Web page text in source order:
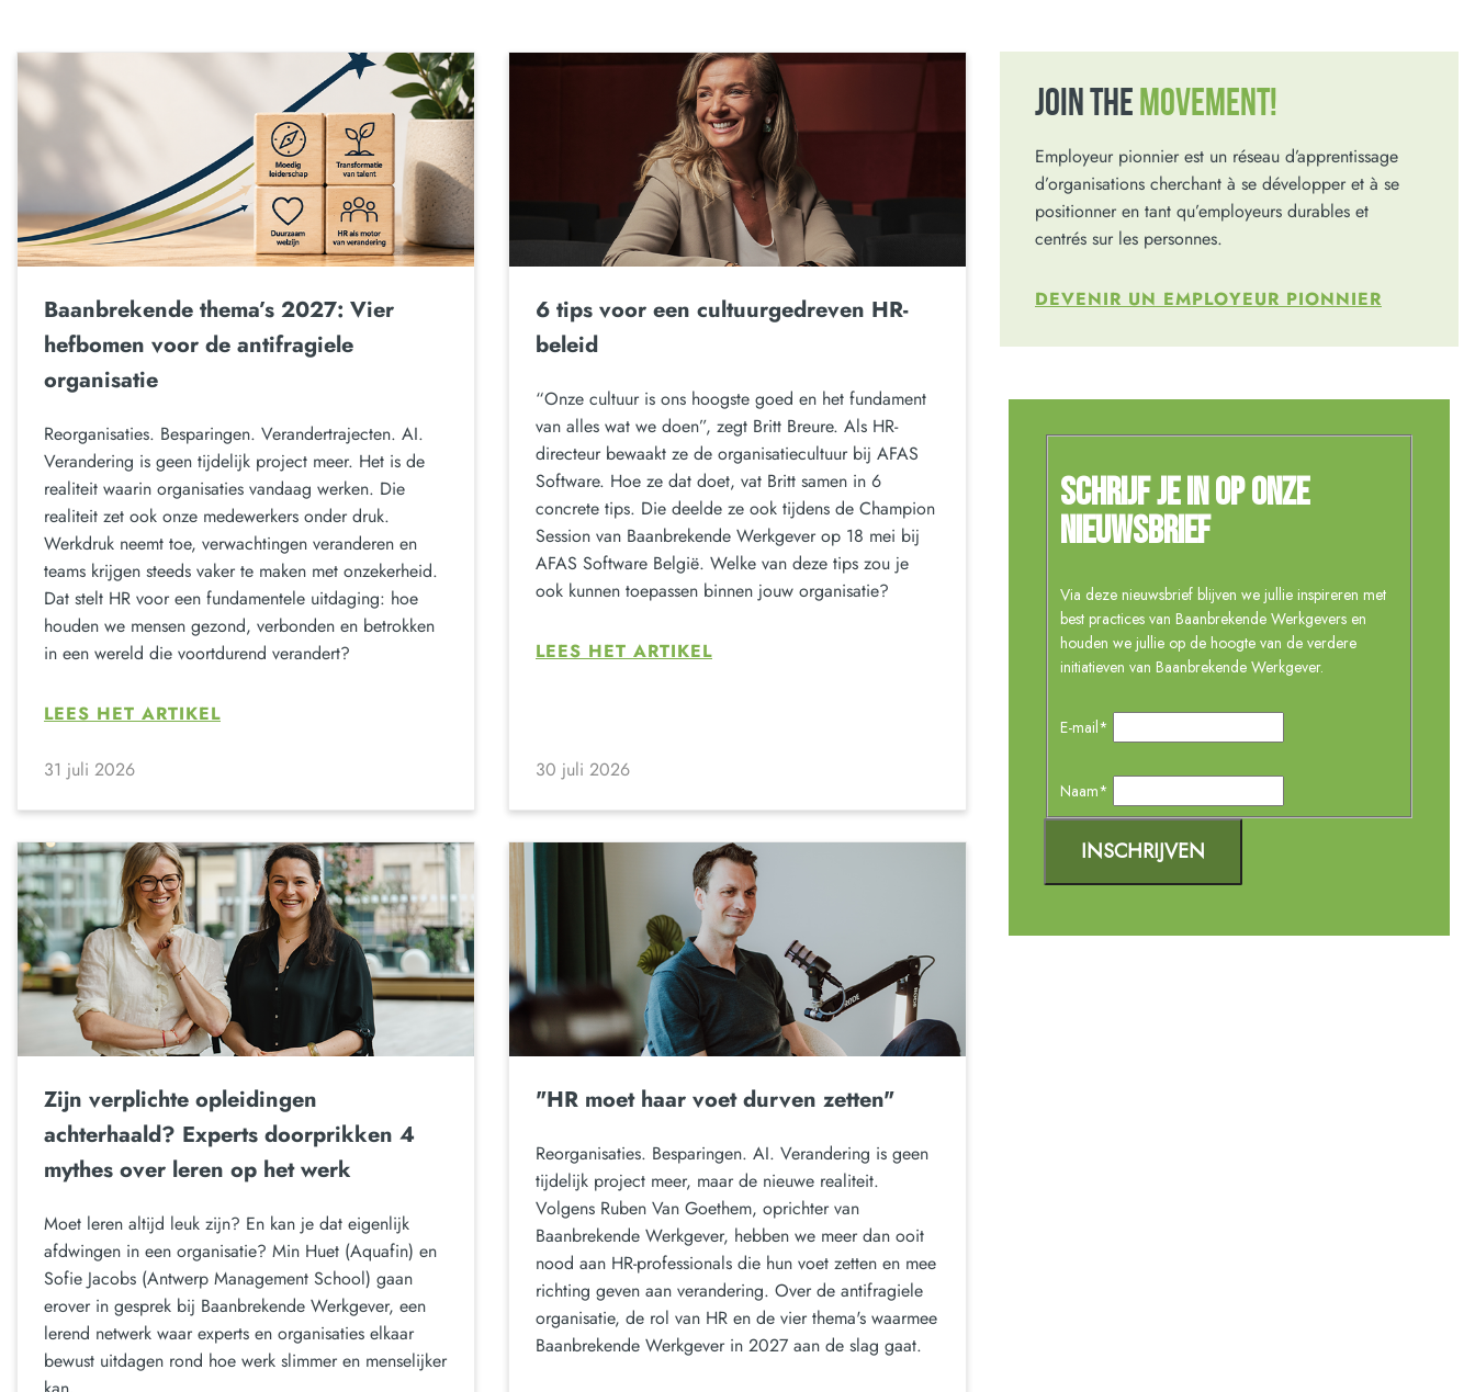
Baanbrekende thema’s 2027: Vier
hefbomen voor de antifragiele
organisatie
Reorganisaties. Besparingen. Verandertrajecten. AI.
Verandering is geen tijdelijk project meer. Het is de
realiteit waarin organisaties vandaag werken. Die
realiteit zet ook onze medewerkers onder druk.
Werkdruk neemt toe, verwachtingen veranderen en
teams krijgen steeds vaker te maken met onzekerheid.
Dat stelt HR voor een fundamentele uitdaging: hoe
houden we mensen gezond, verbonden en betrokken
in een wereld die voortdurend verandert?
LEES HET ARTIKEL
31 juli 2026
6 tips voor een cultuurgedreven HR-
beleid
“Onze cultuur is ons hoogste goed en het fundament
van alles wat we doen”, zegt Britt Breure. Als HR-
directeur bewaakt ze de organisatiecultuur bij AFAS
Software. Hoe ze dat doet, vat Britt samen in 6
concrete tips. Die deelde ze ook tijdens de Champion
Session van Baanbrekende Werkgever op 18 mei bij
AFAS Software België. Welke van deze tips zou je
ook kunnen toepassen binnen jouw organisatie?
LEES HET ARTIKEL
30 juli 2026
Zijn verplichte opleidingen
achterhaald? Experts doorprikken 4
mythes over leren op het werk
Moet leren altijd leuk zijn? En kan je dat eigenlijk
afdwingen in een organisatie? Min Huet (Aquafin) en
Sofie Jacobs (Antwerp Management School) gaan
erover in gesprek bij Baanbrekende Werkgever, een
lerend netwerk waar experts en organisaties elkaar
bewust uitdagen rond hoe werk slimmer en menselijker
"HR moet haar voet durven zetten"
Reorganisaties. Besparingen. AI. Verandering is geen
tijdelijk project meer, maar de nieuwe realiteit.
Volgens Ruben Van Goethem, oprichter van
Baanbrekende Werkgever, hebben we meer dan ooit
nood aan HR-professionals die hun voet zetten en mee
richting geven aan verandering. Over de antifragiele
organisatie, de rol van HR en de vier thema's waarmee
Baanbrekende Werkgever in 2027 aan de slag gaat.
JOIN THE MOVEMENT!
Employeur pionnier est un réseau d’apprentissage
d’organisations cherchant à se développer et à se
positionner en tant qu’employeurs durables et
centrés sur les personnes.
DEVENIR UN EMPLOYEUR PIONNIER